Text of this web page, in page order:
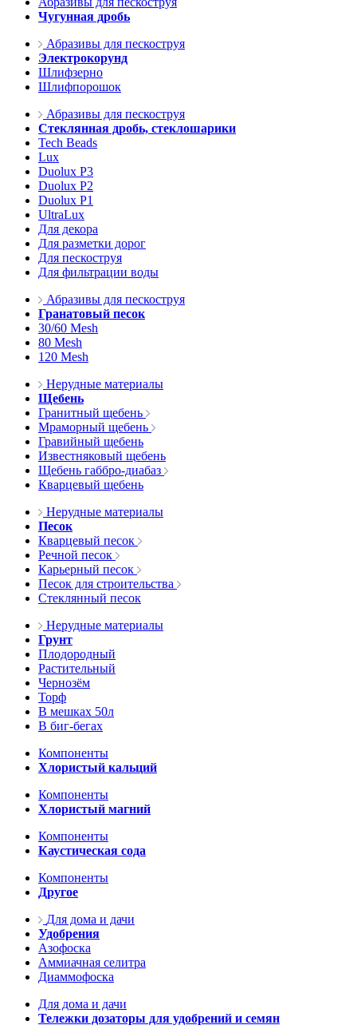
Чугунная дробь
Абразивы для пескоструя
Электрокорунд
Шлифзерно
Шлифпорошок
Абразивы для пескоструя
Стеклянная дробь, стеклошарики
Tech Beads
Lux
Duolux P3
Duolux P2
Duolux P1
UltraLux
Для декора
Для разметки дорог
Для пескоструя
Для фильтрации воды
Абразивы для пескоструя
Гранатовый песок
30/60 Mesh
80 Mesh
120 Mesh
Нерудные материалы
Щебень
Гранитный щебень
Мраморный щебень
Гравийный щебень
Известняковый щебень
Щебень габбро-диабаз
Кварцевый щебень
Нерудные материалы
Песок
Кварцевый песок
Речной песок
Карьерный песок
Песок для строительства
Стеклянный песок
Нерудные материалы
Грунт
Плодородный
Растительный
Чернозём
Торф
В мешках 50л
В биг-бегах
Компоненты
Хлористый кальций
Компоненты
Хлористый магний
Компоненты
Каустическая сода
Компоненты
Другое
Для дома и дачи
Удобрения
Азофоска
Аммиачная селитра
Диаммофоска
Для дома и дачи
Тележки дозаторы для удобрений и семян